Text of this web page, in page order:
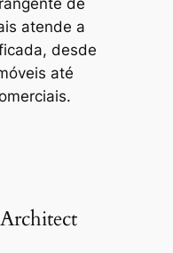
de
atende a
desde
até